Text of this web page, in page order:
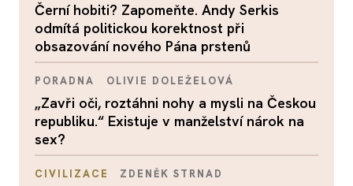
Černí hobiti? Zapomeňte. Andy Serkis
odmítá politickou korektnost při
obsazování nového Pána prstenů
PORADNA OLIVIE DOLEŽELOVÁ
„Zavři oči, roztáhni nohy a mysli na Českou
republiku.“ Existuje v manželství nárok na
sex?
CIVILIZACE ZDENĚK STRNAD